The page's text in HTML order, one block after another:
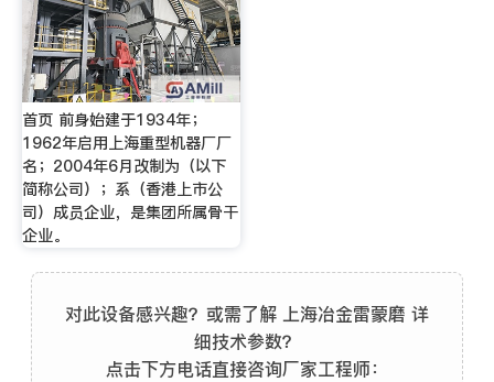
首页 前身始建于1934年；
1962年启用上海重型机器厂厂
名；2004年6月改制为（以下
简称公司）；系（香港上市公
司）成员企业，是集团所属骨干
企业。
对此设备感兴趣？或需了解 上海冶金雷蒙磨 详
细技术参数？
点击下方电话直接咨询厂家工程师：